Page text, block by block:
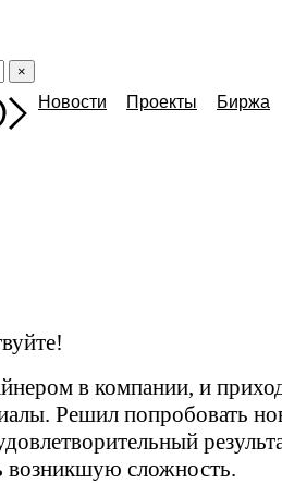
×
Новости Проекты Биржа
в компании, и
Решил попробовать
возникшую сложность.